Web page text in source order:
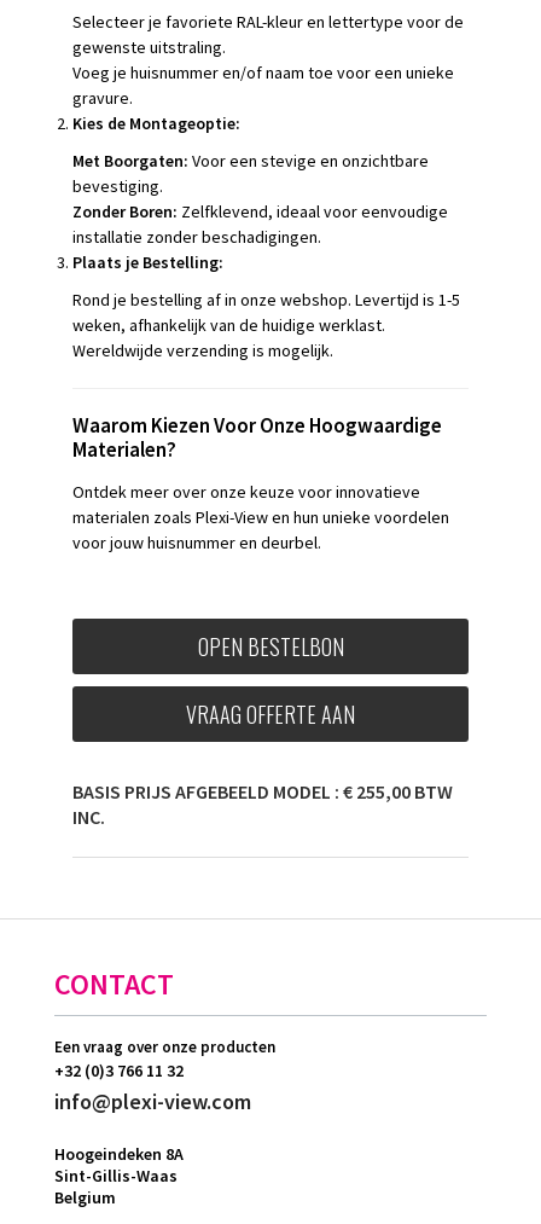
Selecteer je favoriete RAL-kleur en lettertype voor de
gewenste uitstraling.
Voeg je huisnummer en/of naam toe voor een unieke
gravure.
Kies de Montageoptie:
Met Boorgaten: Voor een stevige en onzichtbare
bevestiging.
Zonder Boren: Zelfklevend, ideaal voor eenvoudige
installatie zonder beschadigingen.
Plaats je Bestelling:
Rond je bestelling af in onze webshop. Levertijd is 1-5
weken, afhankelijk van de huidige werklast.
Wereldwijde verzending is mogelijk.
Waarom Kiezen Voor Onze Hoogwaardige
Materialen?
Ontdek meer over onze keuze voor innovatieve
materialen zoals Plexi-View en hun unieke voordelen
voor jouw huisnummer en deurbel.
OPEN BESTELBON
VRAAG OFFERTE AAN
BASIS PRIJS AFGEBEELD MODEL : € 255,00 BTW
INC.
CONTACT
Een vraag over onze producten
+32 (0)3 766 11 32
info@plexi-view.com
Hoogeindeken 8A
Sint-Gillis-Waas
Belgium